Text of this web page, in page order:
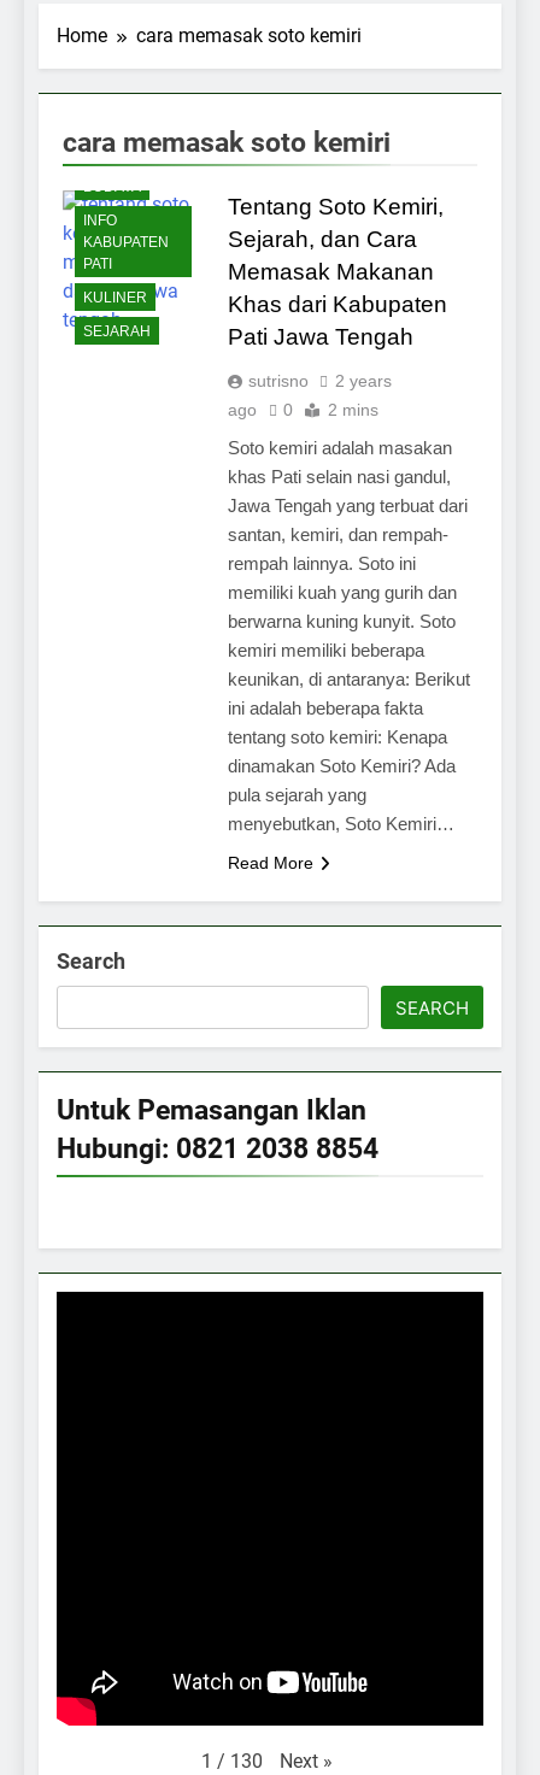
Home cara memasak soto kemiri
cara memasak soto kemiri
ARTIKEL
INFO
KABUPATEN
PATI
KULINER
SEJARAH
Tentang Soto Kemiri,
Sejarah, dan Cara
Memasak Makanan
Khas dari Kabupaten
Pati Jawa Tengah
sutrisno
2 years
ago
0 2 mins
Soto kemiri adalah masakan
khas Pati selain nasi gandul,
Jawa Tengah yang terbuat dari
santan, kemiri, dan rempah-
rempah lainnya. Soto ini
memiliki kuah yang gurih dan
berwarna kuning kunyit. Soto
kemiri memiliki beberapa
keunikan, di antaranya: Berikut
ini adalah beberapa fakta
tentang soto kemiri: Kenapa
dinamakan Soto Kemiri? Ada
pula sejarah yang
menyebutkan, Soto Kemiri…
Read More
Search
SEARCH
Untuk Pemasangan Iklan
Hubungi: 0821 2038 8854
1 / 130 Next »